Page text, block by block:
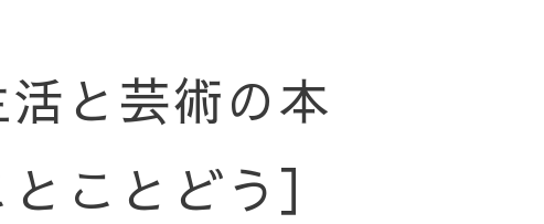
活と芸術の本
ことどう］